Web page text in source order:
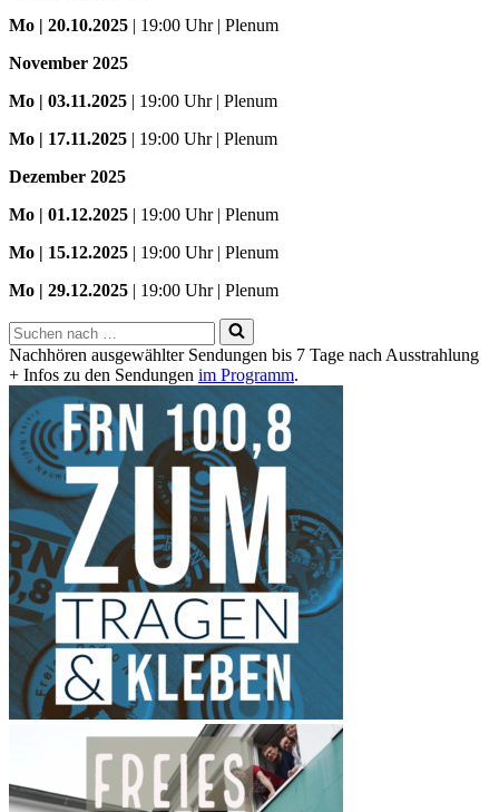
Mo | 20.10.2025 | 19:00 Uhr | Plenum
November 2025
Mo | 03.11.2025 | 19:00 Uhr | Plenum
Mo | 17.11.2025 | 19:00 Uhr | Plenum
Dezember 2025
Mo | 01.12.2025 | 19:00 Uhr | Plenum
Mo | 15.12.2025 | 19:00 Uhr | Plenum
Mo | 29.12.2025 | 19:00 Uhr | Plenum
Suchen
nach …
Nachhören ausgewählter Sendungen bis 7 Tage nach Ausstrahlung
+ Infos zu den Sendungen im Programm.